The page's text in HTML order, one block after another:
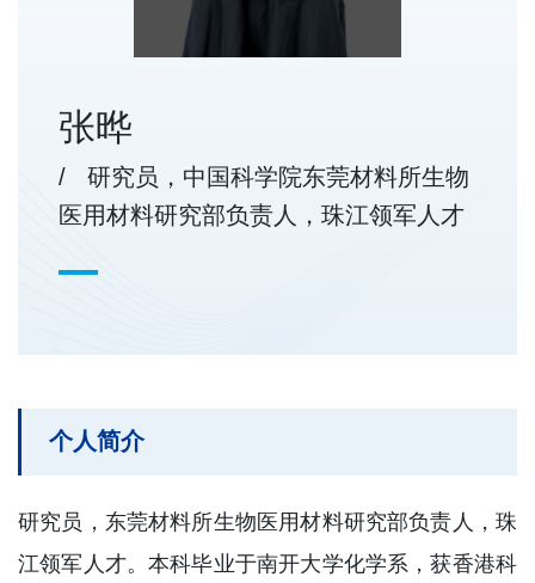
张晔
/ 研究员，中国科学院东莞材料所生物
医用材料研究部负责人，珠江领军人才
个人简介
研究员，东莞材料所生物医用材料研究部负责人，珠
江领军人才。本科毕业于南开大学化学系，获香港科